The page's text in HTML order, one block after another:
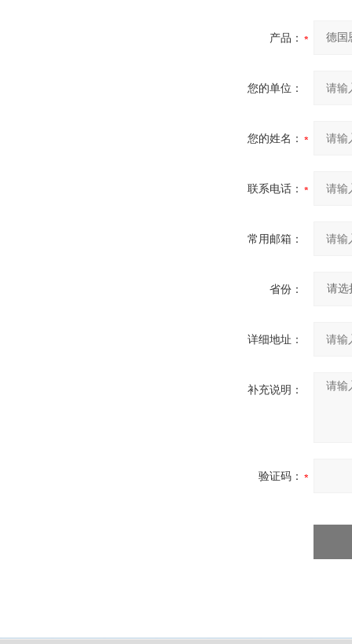
产品：
您的单位：
您的姓名：
联系电话：
常用邮箱：
省份：
详细地址：
补充说明：
验证码：